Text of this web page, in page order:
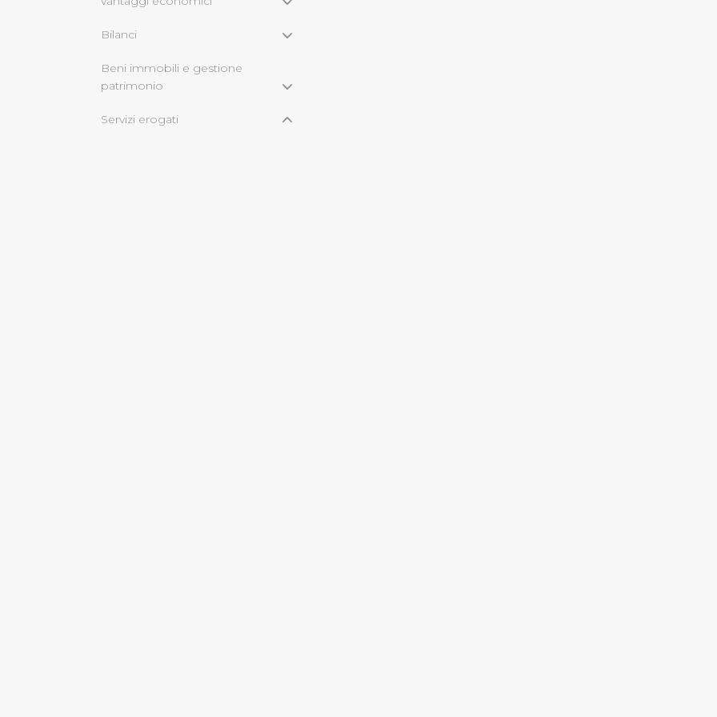
Cliccando su "Rifiuta" o sulla "X" posizionata in alto a destra in questo banner l’Utente
dunque la continuazione della navigazione in assenza di cookie o altri sistemi di
tecnici indispensabili per una corretta visualizzazione della pagina.
Bilanci
Beni immobili e gestione
patrimonio
Servizi erogati